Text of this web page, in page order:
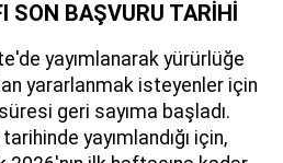
SON BAŞVURU TARİHİ
yayımlanarak yürürlüğe
yararlanmak isteyenler için
geri sayıma başladı.
yayımlandığı için,